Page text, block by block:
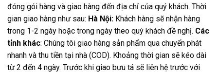
đóng gói hàng và giao hàng đến địa chỉ của quý khách. Thời
gian giao hàng như sau: Hà Nội: Khách hàng sẽ nhận hàng
trong 1-2 ngày hoặc trong ngày theo quý khách đề nghị. Các
tỉnh khác: Chúng tôi giao hàng sản phẩm qua chuyển phát
nhanh và thu tiền tại nhà (COD). Khoảng thời gian sẽ kéo dài
từ 2 đến 4 ngày. Trước khi giao bưu tá sẽ liên hệ trước với